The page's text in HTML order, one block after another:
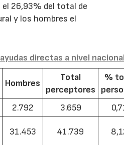
el 26,93% del total de
y los hombres el
directas a nivel
Hombres
Total
perceptores
%
2.792 3.659
31.453 41.739